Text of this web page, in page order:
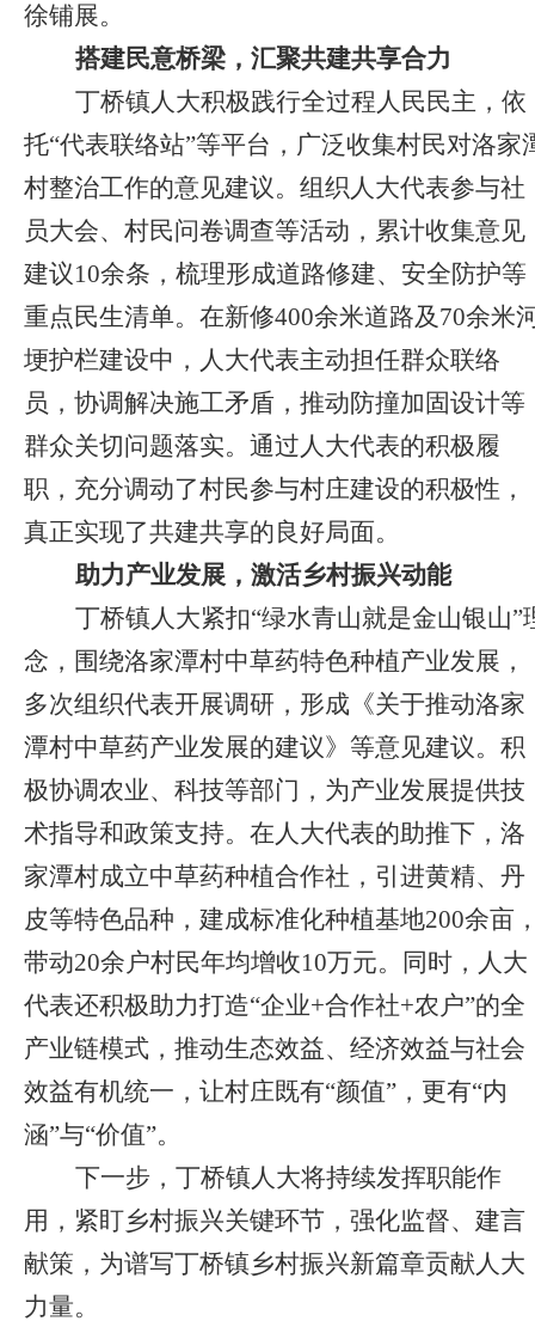
徐铺展。
搭建民意桥梁，汇聚共建共享合力
丁桥镇人大积极践行全过程人民民主，依
托“代表联络站”等平台，广泛收集村民对洛家
村整治工作的意见建议。组织人大代表参与社
员大会、村民问卷调查等活动，累计收集意见
建议10余条，梳理形成道路修建、安全防护等
重点民生清单。在新修400余米道路及70余米
埂护栏建设中，人大代表主动担任群众联络
员，协调解决施工矛盾，推动防撞加固设计等
群众关切问题落实。通过人大代表的积极履
职，充分调动了村民参与村庄建设的积极性，
真正实现了共建共享的良好局面。
助力产业发展，激活乡村振兴动能
丁桥镇人大紧扣“绿水青山就是金山银山”
念，围绕洛家潭村中草药特色种植产业发展，
多次组织代表开展调研，形成《关于推动洛家
潭村中草药产业发展的建议》等意见建议。积
极协调农业、科技等部门，为产业发展提供技
术指导和政策支持。在人大代表的助推下，洛
家潭村成立中草药种植合作社，引进黄精、丹
皮等特色品种，建成标准化种植基地200余亩
带动20余户村民年均增收10万元。同时，人大
代表还积极助力打造“企业+合作社+农户”的全
产业链模式，推动生态效益、经济效益与社会
效益有机统一，让村庄既有“颜值”，更有“内
涵”与“价值”。
下一步，丁桥镇人大将持续发挥职能作
用，紧盯乡村振兴关键环节，强化监督、建言
献策，为谱写丁桥镇乡村振兴新篇章贡献人大
力量。